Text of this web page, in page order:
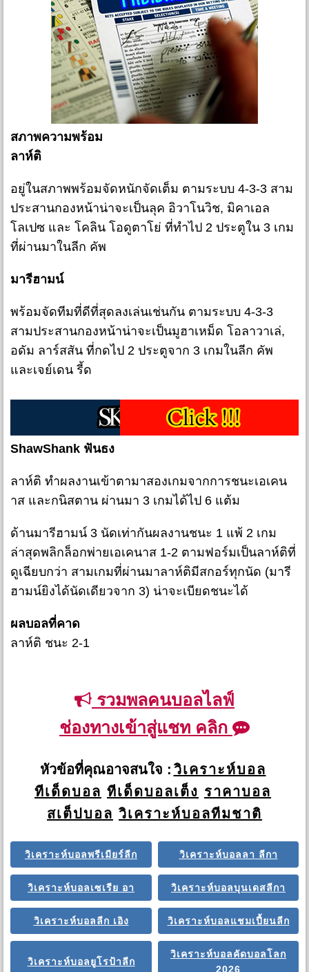
สภาพความพร้อม
ลาห์ติ
อยู่ในสภาพพร้อมจัดหนักจัดเต็ม ตามระบบ 4-3-3 สาม
ประสานกองหน้าน่าจะเป็นลุค อิวาโนวิช, มิคาเอล
โลเปซ และ โคลิน โอดูตาโย่ ที่ทำไป 2 ประตูใน 3 เกม
ที่ผ่านมาในลีก คัพ
มารีฮามน์
พร้อมจัดทีมที่ดีที่สุดลงเล่นเช่นกัน ตามระบบ 4-3-3
สามประสานกองหน้าน่าจะเป็นมูฮาเหม็ด โอลาวาเล่,
อดัม ลาร์สสัน ที่กดไป 2 ประตูจาก 3 เกมในลีก คัพ
และเจย์เดน รี้ด
ShawShank ฟันธง
ลาห์ติ ทำผลงานเข้าตามาสองเกมจากการชนะเอเคน
าส และกนิสตาน ผ่านมา 3 เกมได้ไป 6 แต้ม
ด้านมารีฮามน์ 3 นัดเท่ากันผลงานชนะ 1 แพ้ 2 เกม
ล่าสุดพลิกล็อกพ่ายเอเคนาส 1-2 ตามฟอร์มเป็นลาห์ติที่
ดูเฉียบกว่า สามเกมที่ผ่านมาลาห์ติมีสกอร์ทุกนัด (มารี
ฮามน์ยิงได้นัดเดียวจาก 3) น่าจะเบียดชนะได้
ผลบอลที่คาด
ลาห์ติ ชนะ 2-1
รวมพลคนบอลไลฟ์
ช่องทางเข้าสู่แชท คลิก
หัวข้อที่คุณอาจสนใจ : วิเคราะห์บอล
ทีเด็ดบอล ทีเด็ดบอลเต็ง ราคาบอล
สเต็ปบอล วิเคราะห์บอลทีมชาติ
วิเคราะห์บอลพรีเมียร์ลีก วิเคราะห์บอลลา ลีกา
วิเคราะห์บอลเซเรีย อา วิเคราะห์บอลบุนเดสลีกา
วิเคราะห์บอลลีก เอิง วิเคราะห์บอลแชมเปี้ยนลีก
วิเคราะห์บอลยูโรป้าลีก
วิเคราะห์บอลคัดบอลโลก
2026